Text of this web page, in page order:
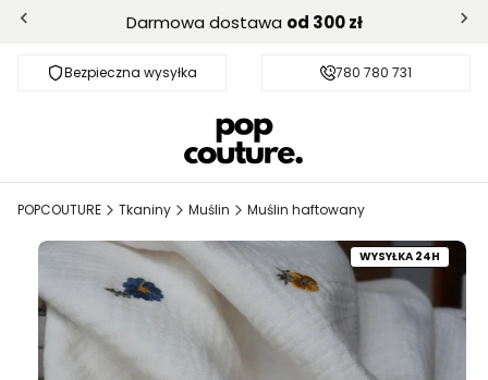
Darmowa dostawa od 300 zł
Bezpieczna wysyłka Darmowa dostawa od 300 zł
780 780 731
POPCOUTURE Tkaniny Muślin Muślin haftowany
WYSYŁKA 24H